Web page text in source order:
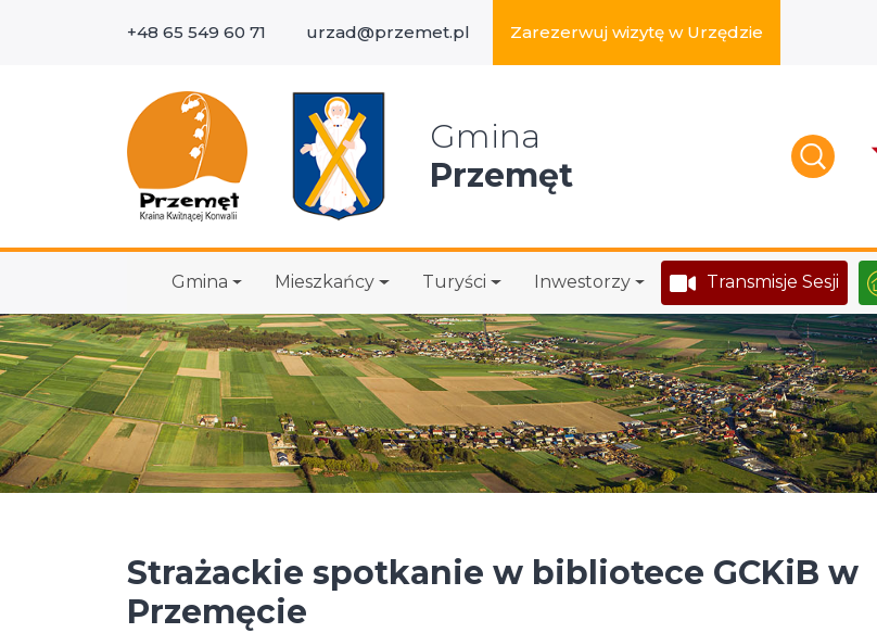
+48 65 549 60 71 urzad@przemet.pl Zarezerwuj wizytę w Urzędzie
Gmina
Przemęt
Gmina Mieszkańcy Turyści Inwestorzy Transmisje Sesji
Strażackie spotkanie w bibliotece GCKiB w
Przemęcie
Wyszukaj w serwisie